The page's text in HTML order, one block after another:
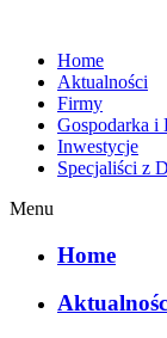
Home
Aktualności
Firmy
Gospodarka i
Inwestycje
Specjaliści z
Menu
Home